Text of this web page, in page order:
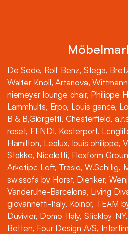
De Sede, Rolf Benz, Stega,
Walter Knoll, Artanova,
niemeyer lounge chair, Philippe
Lammhults, Erpo, Louis gance,
B & B,Giorgetti, Chesterfield,
roset, FENDI, Kesterport,
Hamilton, Leolux, louis philippe,
Stokke, Nicoletti, Flexform
Arketipo Loft, Trasio, W.Schillig,
swissofa by Horst, Dietiker,
Vanderuhe-Barcelona, Living
giovannetti-Italy, Koinor, TEAM
Duvivier, Deme-Italy, Stickley-
Betten, Four Design A/S,